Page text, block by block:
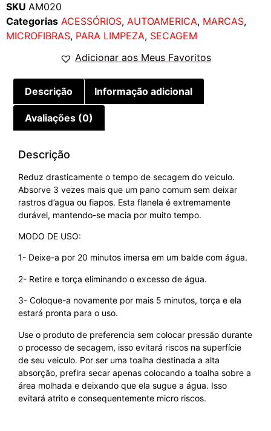
SKU AM020
Categorias ACESSÓRIOS, AUTOAMERICA, MARCAS,
MICROFIBRAS, PARA LIMPEZA, SECAGEM
Adicionar aos Meus Favoritos
Descrição Informação adicional
Avaliações (0)
Descrição
Reduz drasticamente o tempo de secagem do veiculo.
Absorve 3 vezes mais que um pano comum sem deixar
rastros d’agua ou fiapos. Esta flanela é extremamente
durável, mantendo-se macia por muito tempo.
MODO DE USO:
1- Deixe-a por 20 minutos imersa em um balde com água.
2- Retire e torça eliminando o excesso de água.
3- Coloque-a novamente por mais 5 minutos, torça e ela
estará pronta para o uso.
Use o produto de preferencia sem colocar pressão durante
o processo de secagem, isso evitará riscos na superfície
de seu veiculo. Por ser uma toalha destinada a alta
absorção, prefira secar apenas colocando a toalha sobre a
área molhada e deixando que ela sugue a água. Isso
evitará atrito e consequentemente micro riscos.